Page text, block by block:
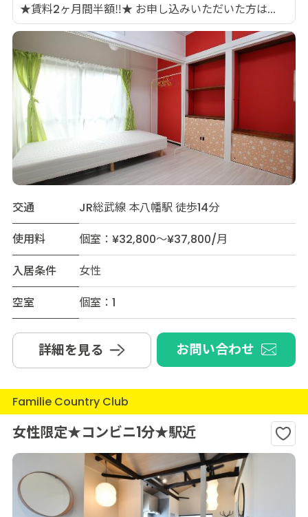
★賃料2ヶ月間半額‼★ お申し込みいただいた方は...
交通
JR総武線 本八幡駅 徒歩14分
使用料
個室：¥32,800～¥37,800/月
入居条件
女性
空室
個室：1
詳細を見る お問い合わせ
Familie Country Club
女性限定★コンビニ1分★駅近